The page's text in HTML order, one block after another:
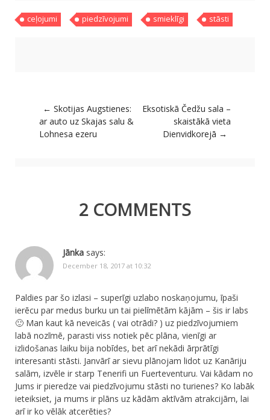
ceļojumi piedzīvojumi smieklīgi stāsti
Post navigation
← Skotijas Augstienes:
ar auto uz Skajas salu &
Lohnesa ezeru
Eksotiskā Čedžu sala –
skaistākā vieta
Dienvidkorejā →
2 COMMENTS
Jānka says:
December 18, 2017 at 10:32
Paldies par šo izlasi – superīgi uzlabo noskaņojumu, īpaši
ierēcu par medus burku un tai pielīmētām kājām – šis ir labs
🙂 Man kaut kā neveicās ( vai otrādi? ) uz piedzīvojumiem
labā nozīmē, parasti viss notiek pēc plāna, vienīgi ar
izlidošanas laiku bija nobīdes, bet arī nekādi ārprātīgi
interesanti stāsti. Janvārī ar sievu plānojam lidot uz Kanāriju
salām, izvēle ir starp Tenerifi un Fuerteventuru. Vai kādam no
Jums ir pieredze vai piedzīvojumu stāsti no turienes? Ko labāk
ieteiksiet, ja mums ir plāns uz kādām aktīvām atrakcijām, lai
arī ir ko vēlāk atcerēties?